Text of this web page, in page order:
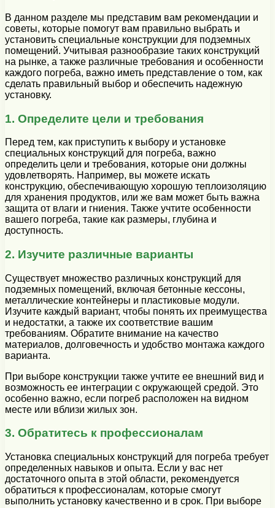
В данном разделе мы представим вам рекомендации и
советы, которые помогут вам правильно выбрать и
установить специальные конструкции для подземных
помещений. Учитывая разнообразие таких конструкций
на рынке, а также различные требования и особенности
каждого погреба, важно иметь представление о том, как
сделать правильный выбор и обеспечить надежную
установку.
1. Определите цели и требования
Перед тем, как приступить к выбору и установке
специальных конструкций для погреба, важно
определить цели и требования, которые они должны
удовлетворять. Например, вы можете искать
конструкцию, обеспечивающую хорошую теплоизоляцию
для хранения продуктов, или же вам может быть важна
защита от влаги и гниения. Также учтите особенности
вашего погреба, такие как размеры, глубина и
доступность.
2. Изучите различные варианты
Существует множество различных конструкций для
подземных помещений, включая бетонные кессоны,
металлические контейнеры и пластиковые модули.
Изучите каждый вариант, чтобы понять их преимущества
и недостатки, а также их соответствие вашим
требованиям. Обратите внимание на качество
материалов, долговечность и удобство монтажа каждого
варианта.
При выборе конструкции также учтите ее внешний вид и
возможность ее интеграции с окружающей средой. Это
особенно важно, если погреб расположен на видном
месте или вблизи жилых зон.
3. Обратитесь к профессионалам
Установка специальных конструкций для погреба требует
определенных навыков и опыта. Если у вас нет
достаточного опыта в этой области, рекомендуется
обратиться к профессионалам, которые смогут
выполнить установку качественно и в срок. При выборе